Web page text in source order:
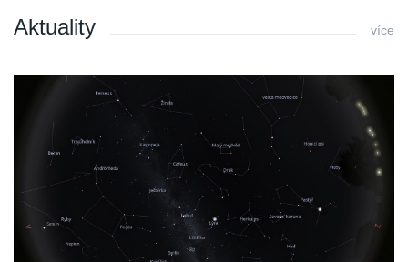
Aktuality více